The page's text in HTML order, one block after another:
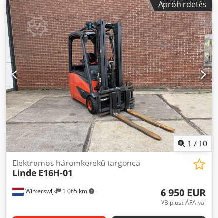
Apróhirdetés
1 / 10
Winterswijk 1 065 km
Elektromos háromkerekű targonca
Linde E16H-01
6 950 EUR
VB plusz ÁFA-val